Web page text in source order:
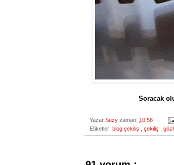
Soracak
Yazar Suzy zaman: 10:58
Etiketler: blog çekiliş çekiliş